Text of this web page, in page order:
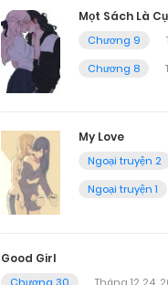
Mọt Sách Là
Chương 9
Chương 8
My Love
Ngoại truyện 2
Ngoại truyện 1
Good Girl